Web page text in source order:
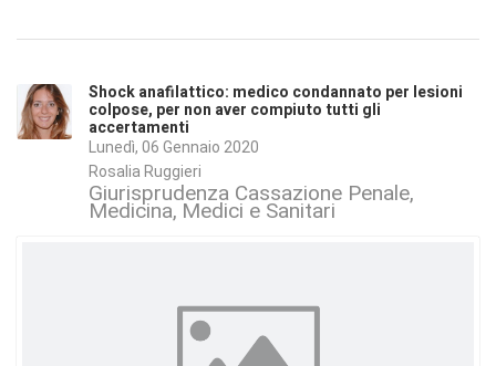
Shock anafilattico: medico condannato per lesioni
colpose, per non aver compiuto tutti gli
accertamenti
Lunedì, 06 Gennaio 2020
Rosalia Ruggieri
Giurisprudenza Cassazione Penale
Medicina Medici e Sanitari